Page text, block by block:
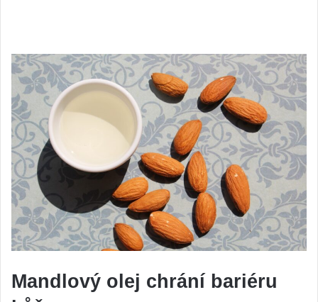
Mandlový olej chrání bariéru